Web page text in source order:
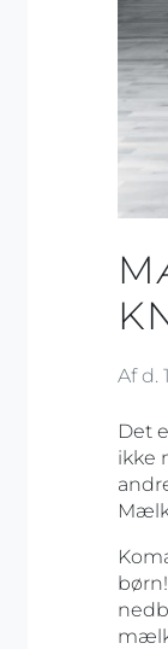
Af d.
Det
ikke